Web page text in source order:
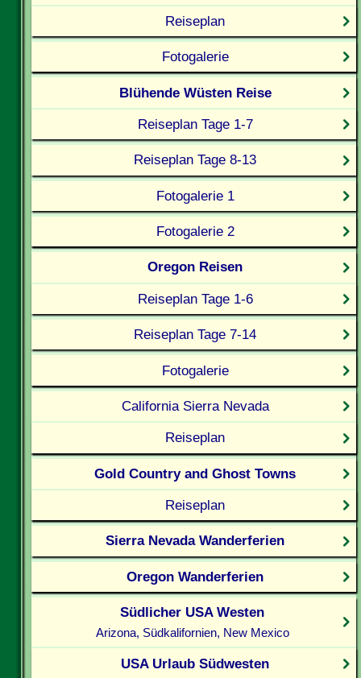
Reiseplan
Fotogalerie
Blühende Wüsten Reise
Reiseplan Tage 1-7
Reiseplan Tage 8-13
Fotogalerie 1
Fotogalerie 2
Oregon Reisen
Reiseplan Tage 1-6
Reiseplan Tage 7-14
Fotogalerie
California Sierra Nevada
Reiseplan
Gold Country and Ghost Towns
Reiseplan
Sierra Nevada Wanderferien
Oregon Wanderferien
Südlicher USA Westen
Arizona, Südkalifornien, New Mexico
USA Urlaub Südwesten